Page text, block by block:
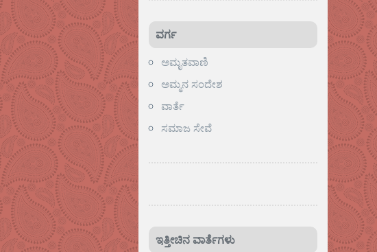
ವರ್ಗ
ಅಮೃತವಾಣಿ
ಅಮ್ಮನ ಸಂದೇಶ
ವಾರ್ತೆ
ಸಮಾಜ ಸೇವೆ
ಇತ್ತೀಚಿನ ವಾರ್ತೆಗಳು